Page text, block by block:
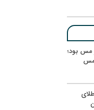
مس بود؛
مس